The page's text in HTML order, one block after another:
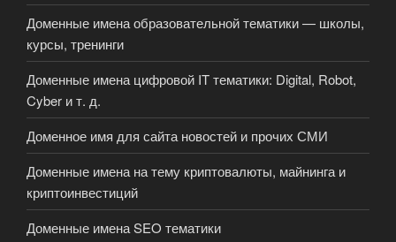
Доменные имена образовательной тематики — школы,
курсы, тренинги
Доменные имена цифровой IT тематики: Digital, Robot,
Cyber и т. д.
Доменное имя для сайта новостей и прочих СМИ
Доменные имена на тему криптовалюты, майнинга и
криптоинвестиций
Доменные имена SEO тематики